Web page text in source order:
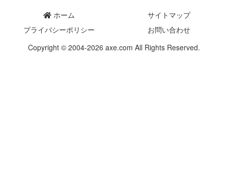
ホーム
サイトマップ
プライバシーポリシー
お問い合わせ
Copyright © 2004-2026 axe.com All Rights Reserved.